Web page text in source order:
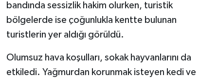
bandında sessizlik hakim olurken, turistik
bölgelerde ise çoğunlukla kentte bulunan
turistlerin yer aldığı görüldü.
Olumsuz hava koşulları, sokak hayvanlarını da
etkiledi. Yağmurdan korunmak isteyen kedi ve